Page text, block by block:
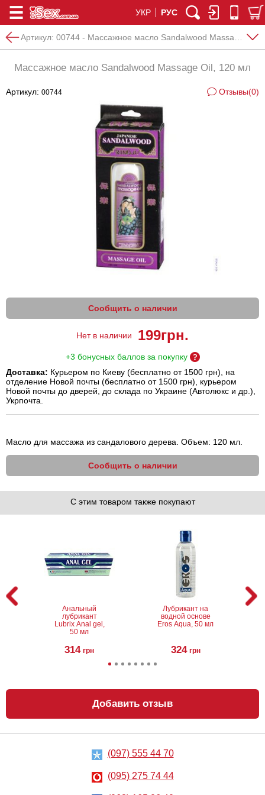
УКР РУС
Артикул: 00744 - Массажное масло Sandalwood Massage Oil, 120 мл
Массажное масло Sandalwood Massage Oil, 120 мл
Артикул: 00744 Отзывы(0)
Сообщить о наличии
Нет в наличии 199грн.
+3 бонусных баллов за покупку
Доставка: Курьером по Киеву (бесплатно от 1500 грн), на
отделение Новой почты (бесплатно от 1500 грн), курьером
Новой почты до дверей, до склада по Украине (Автолюкс и др.),
Укрпочта.
Масло для массажа из сандалового дерева. Объем: 120 мл.
Сообщить о наличии
С этим товаром также покупают
Анальный
лубрикант
Lubrix Anal gel,
50 мл
314 грн
Лубрикант на
водной основе
Eros Aqua, 50 мл
324 грн
Анальный
лубрикант на
водной основе
Just Glide Anal,
Металлическая
пробка Slash, S
Добавить отзыв
(097) 555 44 70
(095) 275 74 44